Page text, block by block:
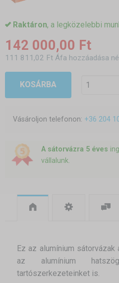
Raktáron, a legközelebbi
142 000,00 Ft
111 811,02 Ft Áfa hozzáadása
KOSÁRBA
Vásároljon telefonon: +36 204
A sátorvázra 5 éves
vállalunk.
Ez az alumínium sátorvázak
az alumínium
tartószerkezeteinket is.